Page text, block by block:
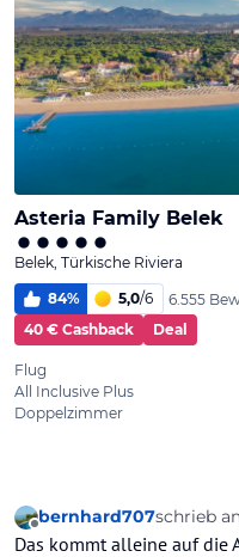
Offline
bernhard707schrieb
zuletzt
Das kommt alleine auf die